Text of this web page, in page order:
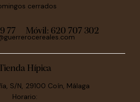
cerrados
77 Móvil: 620 707 302
Hípica
S/N, 29100 Coín, Málaga
Horario: